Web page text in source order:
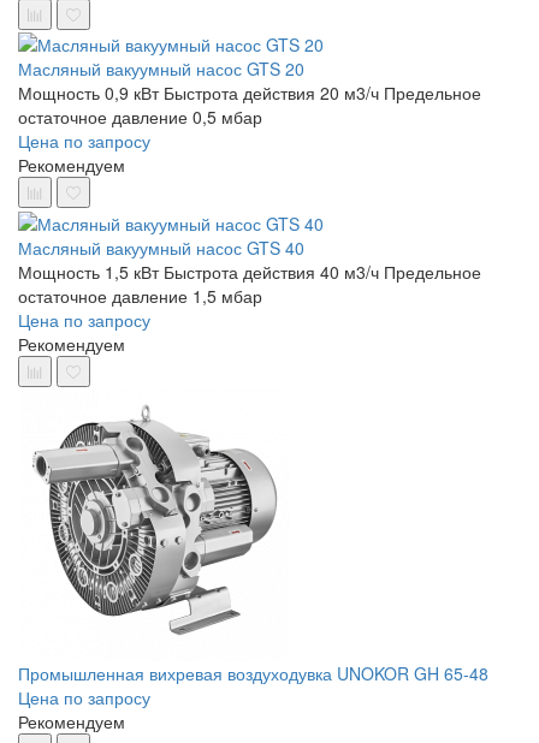
Масляный вакуумный насос GTS 20
Мощность 0,9 кВт Быстрота действия 20 м3/ч Предельное
остаточное давление 0,5 мбар
Цена по запросу
Рекомендуем
Масляный вакуумный насос GTS 40
Мощность 1,5 кВт Быстрота действия 40 м3/ч Предельное
остаточное давление 1,5 мбар
Цена по запросу
Рекомендуем
Промышленная вихревая воздуходувка UNOKOR GH 65-48
Цена по запросу
Рекомендуем